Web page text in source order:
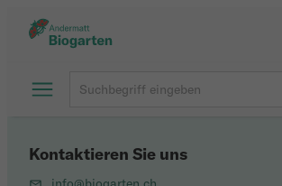
Kontaktieren Sie uns